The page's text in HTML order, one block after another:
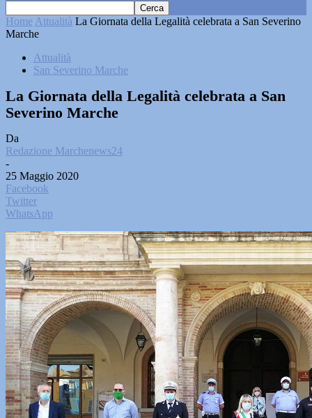
Home Attualità La Giornata della Legalità celebrata a San Severino
Marche
Attualità
San Severino Marche
La Giornata della Legalità celebrata a San
Severino Marche
Da
Redazione Marchenews24
-
25 Maggio 2020
Facebook
Twitter
WhatsApp